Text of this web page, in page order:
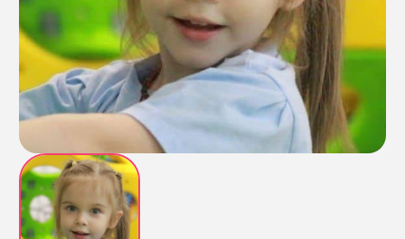
Контакты
Пожертвовать
+74999610149